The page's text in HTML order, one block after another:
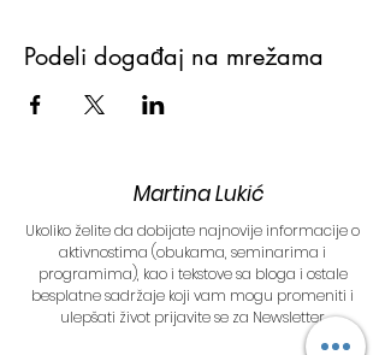
Podeli događaj na mrežama
Martina Lukić
Ukoliko želite da dobijate najnovije informacije o
aktivnostima (obukama, seminarima i
programima), kao i tekstove sa bloga i ostale
besplatne sadržaje koji vam mogu promeniti i
ulepšati život prijavite se za Newsletter